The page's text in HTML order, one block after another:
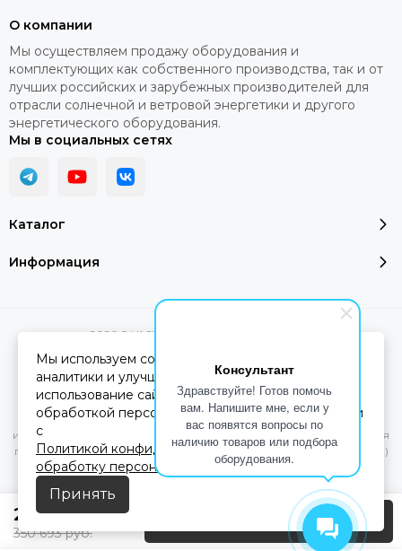
Консультант
Здравствуйте! Готов помочь
вам. Напишите мне, если у
вас появятся вопросы по
наличию товаров или подбора
оборудования.
233 795руб.
350 693руб.
Предзаказ
Каталог
Информация
О компании
Мы осуществляем продажу оборудования и
комплектующих как собственного производства, так и от
лучших российских и зарубежных производителей для
отрасли солнечной и ветровой энергетики и другого
энергетического оборудования.
Мы в социальных сетях
2026 © YASHEL Technologies.
Вся представленная на сайте информация, касающаяся
характеристик, стоимости товаров и услуг, носит
информационный характер и ни при каких условиях не является
публичной офертой, определяемой положениями Статьи 437(2)
Гражданского кодекса РФ.
Мы используем cookie-файлы для работы сайта,
аналитики и улучшения сервиса. Продолжая
использование сайта, вы соглашаетесь с
обработкой персональных данных в соответствии
с
Политикой конфиденциальностии Согласием на
обработку персональных данных
Принять